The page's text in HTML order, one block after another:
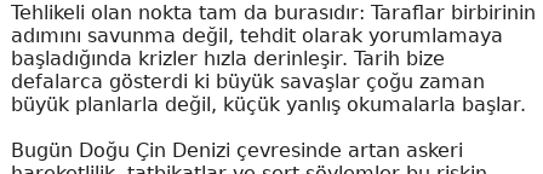
Tehlikeli olan nokta tam da burasıdır: Taraflar birbirinin
adımını savunma değil, tehdit olarak yorumlamaya
başladığında krizler hızla derinleşir. Tarih bize
defalarca gösterdi ki büyük savaşlar çoğu zaman
büyük planlarla değil, küçük yanlış okumalarla başlar.
Bugün Doğu Çin Denizi çevresinde artan askeri